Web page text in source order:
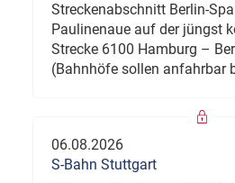
Streckenabschnitt Berlin-
Paulinenaue auf der jüngst
Strecke 6100 Hamburg –
(Bahnhöfe sollen anfahrbar
06.08.2026
S-Bahn Stuttgart